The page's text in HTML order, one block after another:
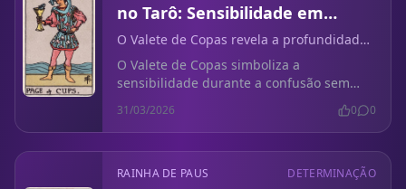
no Tarô: Sensibilidade em
Confusão Sem Contato
O Valete de Copas revela a profundidade
emocional da sensibilidade ao navegar
pela confusão sem contato.
O Valete de Copas simboliza a
sensibilidade durante a confusão sem
contato, incentivando você a explorar
sentimentos não resolvidos e seus
próximos passos.
31/03/2026 0 0
RAINHA DE PAUS DETERMINAÇÃO